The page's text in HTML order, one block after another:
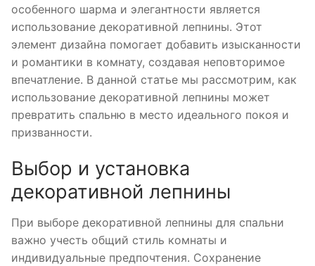
особенного шарма и элегантности является
использование декоративной лепнины. Этот
элемент дизайна помогает добавить изысканности
и романтики в комнату, создавая неповторимое
впечатление. В данной статье мы рассмотрим, как
использование декоративной лепнины может
превратить спальню в место идеального покоя и
призванности.
Выбор и установка
декоративной лепнины
При выборе декоративной лепнины для спальни
важно учесть общий стиль комнаты и
индивидуальные предпочтения. Сохранение